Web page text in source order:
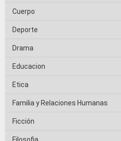
Cuerpo
Deporte
Drama
Educacion
Etica
Familia y Relaciones Humanas
Ficción